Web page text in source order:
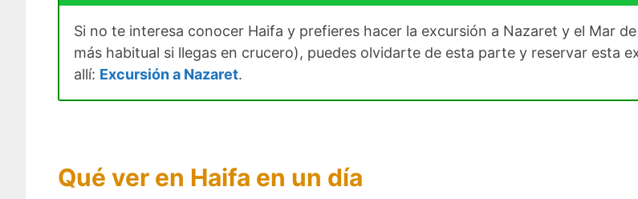
Si no te interesa conocer Haifa y prefieres hacer la excursión a Nazaret y el Mar
más habitual si llegas en crucero), puedes olvidarte de esta parte y reservar esta
allí: Excursión a Nazaret.
Qué ver en Haifa en un día